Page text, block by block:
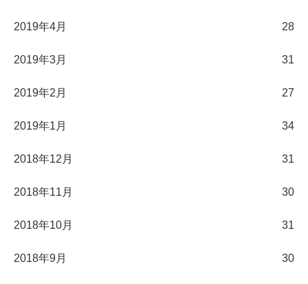
2019年4月 28
2019年3月 31
2019年2月 27
2019年1月 34
2018年12月 31
2018年11月 30
2018年10月 31
2018年9月 30